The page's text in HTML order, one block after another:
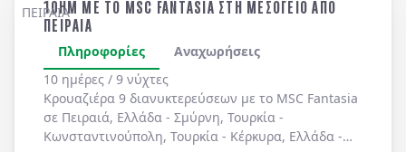
10ΗΜ ΜΕ ΤΟ MSC FANTASIA ΣΤΗ ΜΕΣΟΓΕΙΟ ΑΠΟ
ΠΕΙΡΑΙΑ
Πληροφορίες
Αναχωρήσεις
10 ημέρες / 9 νύχτες
Κρουαζιέρα 9 διανυκτερεύσεων με το MSC Fantasia
σε Πειραιά, Ελλάδα - Σμύρνη, Τουρκία -
Κωνσταντινούπολη, Τουρκία - Κέρκυρα, Ελλάδα -